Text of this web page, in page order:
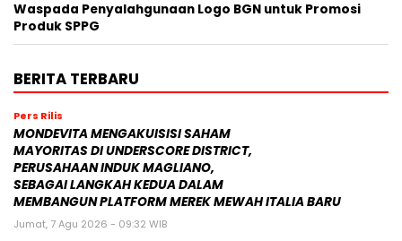
Waspada Penyalahgunaan Logo BGN untuk Promosi
Produk SPPG
BERITA TERBARU
Pers Rilis
MONDEVITA MENGAKUISISI SAHAM
MAYORITAS DI UNDERSCORE DISTRICT,
PERUSAHAAN INDUK MAGLIANO,
SEBAGAI LANGKAH KEDUA DALAM
MEMBANGUN PLATFORM MEREK MEWAH ITALIA BARU
Jumat, 7 Agu 2026 - 09:32 WIB